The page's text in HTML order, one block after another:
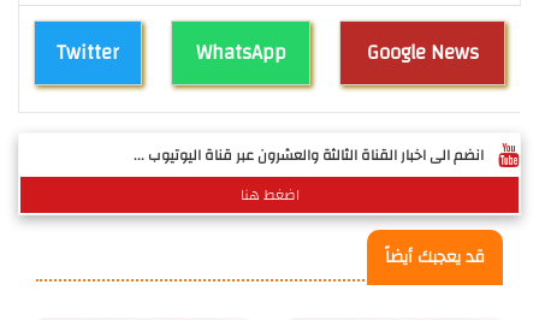
Twitter WhatsApp Google News
انضم الى اخبار القناة الثالثة والعشرون عبر قناة اليوتيوب ...
اضغط هنا
قد يعجبك أيضاً